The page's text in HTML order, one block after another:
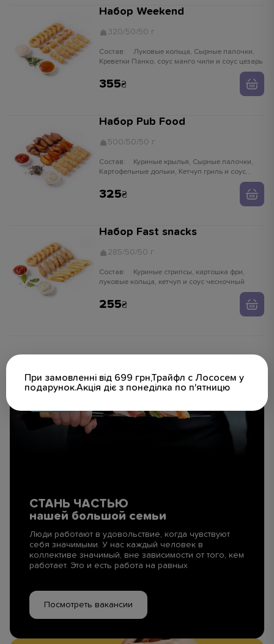
При замовленні від 699 грн,Трайфл с Лососем у
подарунок.Акція діє з понеділка по п'ятницю
Набор Weekend
320/50/50 г
Состав:
Креветки Панко, соус манго чили и соус цезарь
355
Набор Pub Food
500/50/50 г
Состав:
Картофельные дольки, Кетчуп гриль и соус
325
Набор Fast snacks
285/50/50 г
Состав:
луковые кольца, кетчуп и соус чесночный
255
СТАНЬ ЧАСТЬЮ
нашей большой семьи
Люди работают в удовольствие, когда чувствуют
себя значимыми. У нас каждый человек в
коллективе значимый, вне зависимости от того, кем
работает. Это и есть работа на равных
Посмотреть вакансии